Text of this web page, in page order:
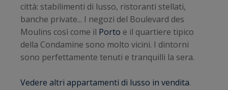
città: stabilimenti di lusso, ristoranti stellati,
banche private... I negozi del Boulevard des
Moulins così come il Porto e il quartiere tipico
della Condamine sono molto vicini. I dintorni
sono perfettamente tenuti e tranquilli la sera.
Vedere altri appartamenti di lusso in vendita.